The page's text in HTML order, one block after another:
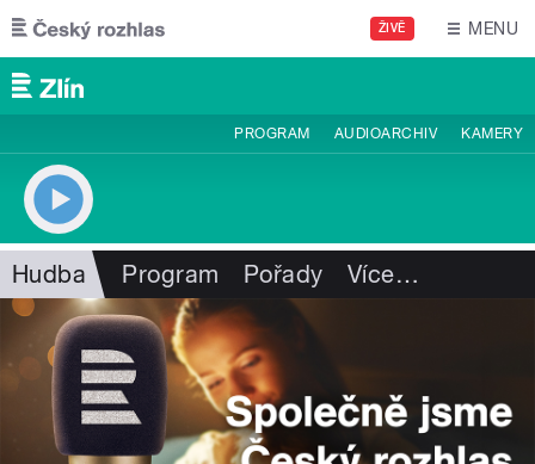
Přejít k hlavnímu obsahu
ŽIVĚ MENU
PROGRAM AUDIOARCHIV KAMERY
Hudba Program Pořady Více…